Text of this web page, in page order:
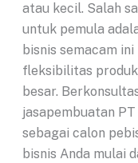
atau kecil. Salah
untuk pemula
bisnis semacam
fleksibilitas
besar.
jasapembuatan
sebagai calon
bisnis Anda mulai